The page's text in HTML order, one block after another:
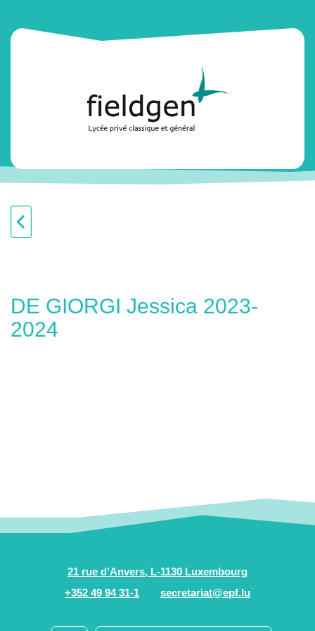
DE GIORGI Jessica 2023-
2024
21 rue d’Anvers, L-1130 Luxembourg
+352 49 94 31-1
secretariat@epf.lu